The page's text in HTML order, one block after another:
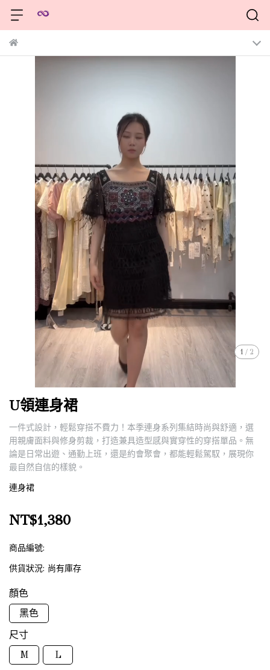
1 / 2
U領連身裙
一件式設計，輕鬆穿搭不費力！本季連身系列集結時尚與舒適，選
用親膚面料與修身剪裁，打造兼具造型感與實穿性的穿搭單品。無
論是日常出遊、通勤上班，還是約會聚會，都能輕鬆駕馭，展現你
最自然自信的樣貌。
連身裙
NT$1,380
商品編號:
供貨狀況: 尚有庫存
顏色
黑色
尺寸
M
L